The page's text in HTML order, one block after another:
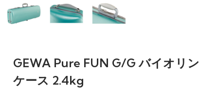
GEWA Pure FUN G/G バイオリン
ケース 2.4kg